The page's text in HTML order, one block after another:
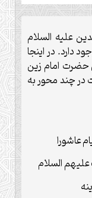
علیه السلام
دارد. در اینجا
حضرت امام زین
در چند محور به